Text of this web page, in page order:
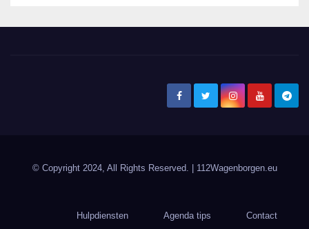
© Copyright 2024, All Rights Reserved. | 112Wagenborgen.eu
Hulpdiensten Agenda tips Contact